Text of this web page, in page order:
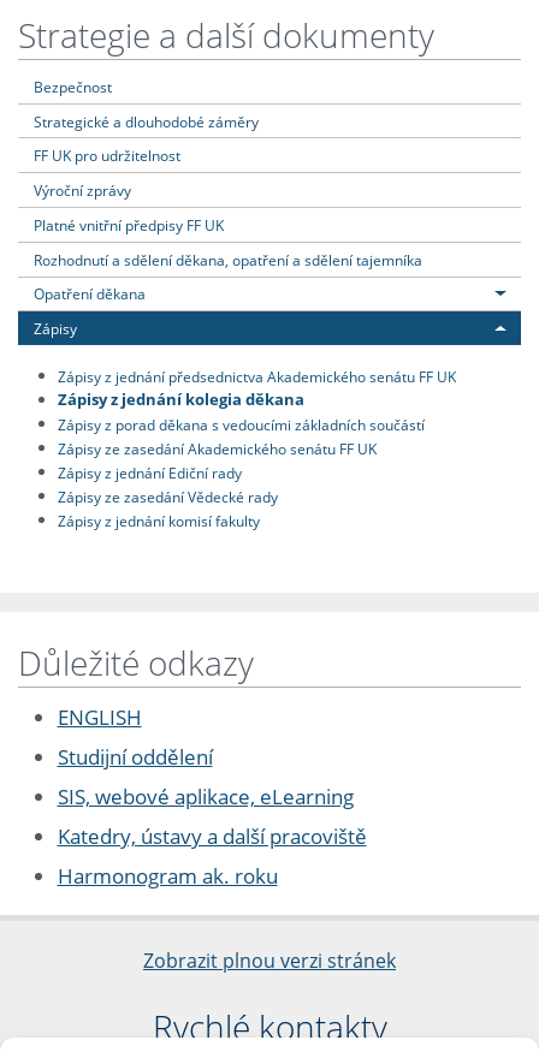
Strategie a další dokumenty
Bezpečnost
Strategické a dlouhodobé záměry
FF UK pro udržitelnost
Výroční zprávy
Platné vnitřní předpisy FF UK
Rozhodnutí a sdělení děkana, opatření a sdělení tajemníka
Opatření děkana
Zápisy
Zápisy z jednání předsednictva Akademického senátu FF UK
Zápisy z jednání kolegia děkana
Zápisy z porad děkana s vedoucími základních součástí
Zápisy ze zasedání Akademického senátu FF UK
Zápisy z jednání Ediční rady
Zápisy ze zasedání Vědecké rady
Zápisy z jednání komisí fakulty
Důležité odkazy
ENGLISH
Studijní oddělení
SIS, webové aplikace, eLearning
Katedry, ústavy a další pracoviště
Harmonogram ak. roku
Zobrazit plnou verzi stránek
Rychlé kontakty